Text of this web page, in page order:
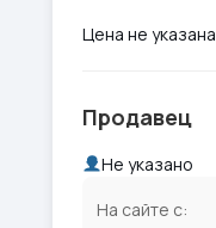
Цена не указана
Продавец
Не указано
На сайте с: